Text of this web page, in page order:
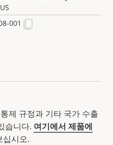
001
제 규정과 기타 국가 수출
습니다. 여기에서 제품에
십시오.